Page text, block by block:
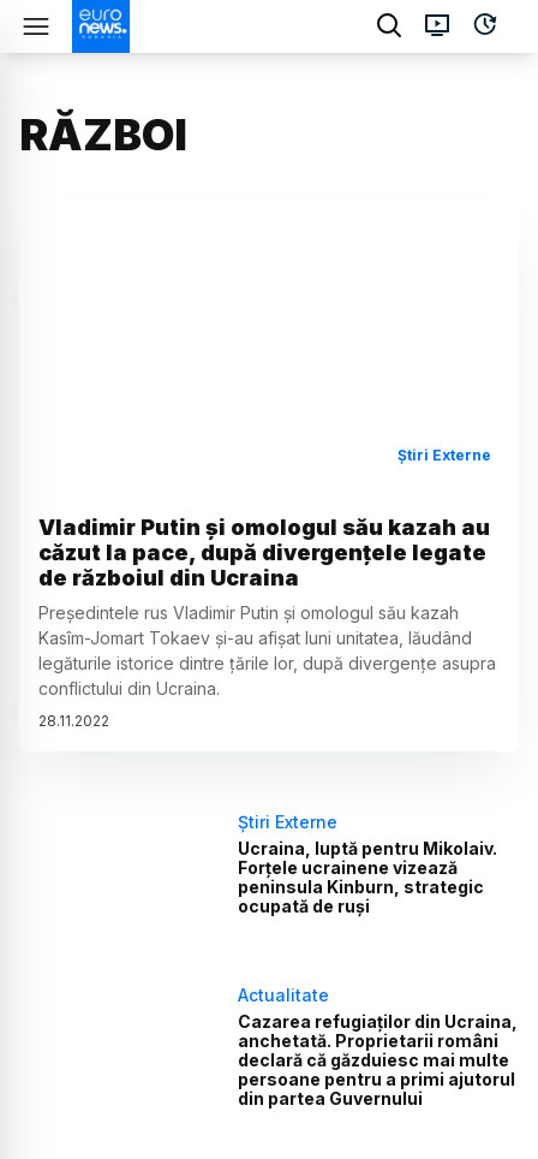
RĂZBOI
Știri Externe
Vladimir Putin şi omologul său kazah au
căzut la pace, după divergențele legate
de războiul din Ucraina
Preşedintele rus Vladimir Putin şi omologul său kazah
Kasîm-Jomart Tokaev şi-au afişat luni unitatea, lăudând
legăturile istorice dintre ţările lor, după divergenţe asupra
conflictului din Ucraina.
28.11.2022
Știri Externe
Ucraina, luptă pentru Mikolaiv.
Forțele ucrainene vizează
peninsula Kinburn, strategic
ocupată de ruși
Actualitate
Cazarea refugiaților din Ucraina,
anchetată. Proprietarii români
declară că găzduiesc mai multe
persoane pentru a primi ajutorul
din partea Guvernului